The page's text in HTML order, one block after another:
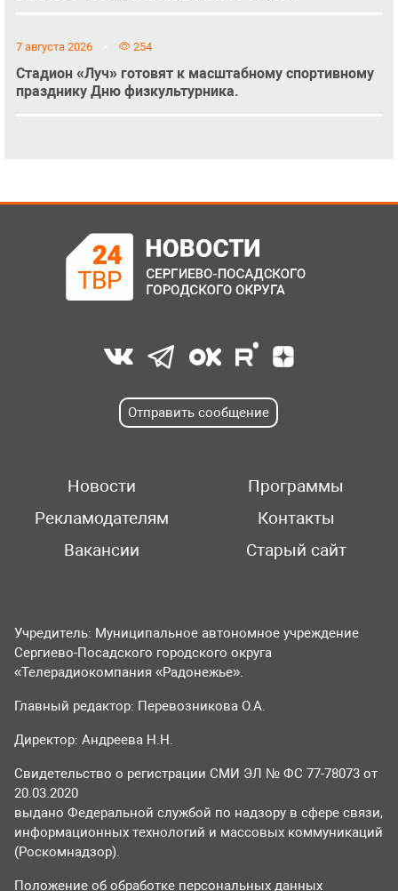
7 августа 2026 254
Стадион «Луч» готовят к масштабному спортивному
празднику Дню физкультурника.
Отправить сообщение
Новости
Программы
Рекламодателям
Контакты
Вакансии
Старый сайт
Учредитель: Муниципальное автономное учреждение
Сергиево-Посадского городского округа
«Телерадиокомпания «Радонежье».
Главный редактор: Перевозникова О.А.
Директор: Андреева Н.Н.
Свидетельство о регистрации СМИ ЭЛ № ФС 77-78073 от
20.03.2020
выдано Федеральной службой по надзору в сфере связи,
информационных технологий и массовых коммуникаций
(Роскомнадзор).
Положение об обработке персональных данных